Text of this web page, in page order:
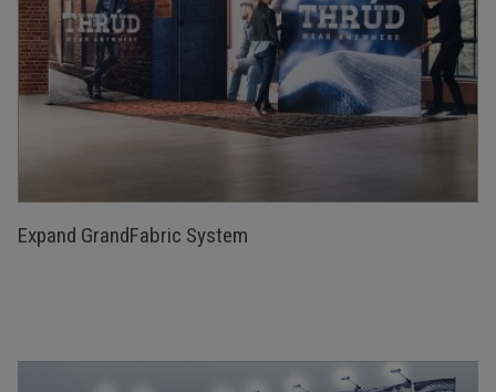
Expand GrandFabric System